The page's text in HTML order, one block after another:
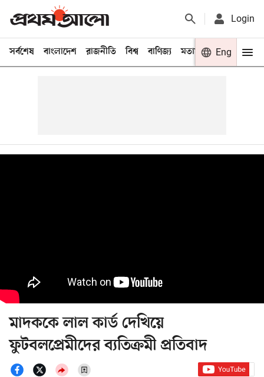
Login
সর্বশেষ বাংলাদেশ রাজনীতি বিশ্ব বাণিজ্য মতামত খেলা
Eng
মাদককে লাল কার্ড দেখিয়ে
ফুটবলপ্রেমীদের ব্যতিক্রমী প্রতিবাদ